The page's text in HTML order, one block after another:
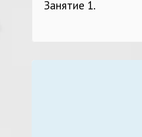
Занятие 1.